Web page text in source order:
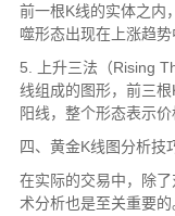
前一根K线的实体之内
噬形态出现在上涨趋势
5. 上升三法（Rising
线组成的图形，前三
阳线，整个形态表示价
四、黄金K线图分析技
在实际的交易中，除
术分析也是至关重要的